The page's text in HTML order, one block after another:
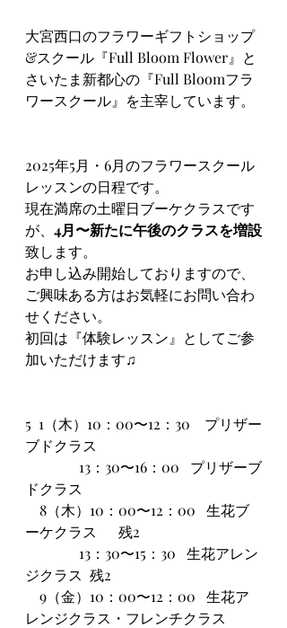
大宮西口のフラワーギフトショップ
&スクール『Full Bloom Flower』と
さいたま新都心の『Full Bloomフラ
ワースクール』を主宰しています。
2025年5月・6月のフラワースクール
レッスンの日程です。
現在満席の土曜日ブーケクラスです
が、 4月〜新たに午後のクラスを増設
致します。
お申し込み開始しておりますので、
ご興味ある方はお気軽にお問い合わ
せください。
初回は『体験レッスン』としてご参
加いただけます♫
5  1（木）10：00〜12：30　プリザー
ブドクラス
13：30〜16：00   プリザーブ
ドクラス
8（木）10：00〜12：00   生花ブ
ーケクラス      残2
13：30〜15：30   生花アレン
ジクラス  残2
9（金）10：00〜12：00   生花ア
レンジクラス・フレンチクラス